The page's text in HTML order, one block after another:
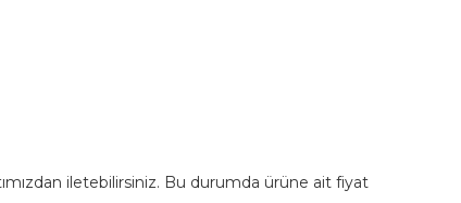
iletebilirsiniz. Bu durumda ürüne ait fiyat